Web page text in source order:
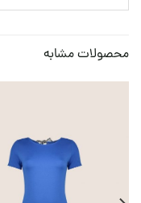
محصولات مشابه